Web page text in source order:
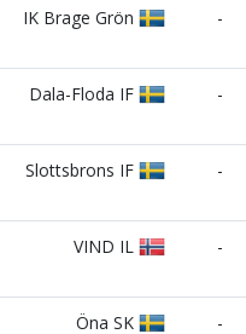
IK Brage Grön -
Dala-Floda IF -
Slottsbrons IF -
VIND IL -
Öna SK -